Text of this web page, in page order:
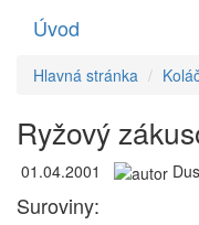
Úvod
Hlavná stránka
Ryžový
01.04.2001
Suroviny: